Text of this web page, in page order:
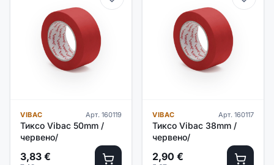
VIBAC Арт. 160119
Тиксо Vibac 50mm /
червено/
3,83 €
VIBAC Арт. 160117
Тиксо Vibac 38mm /
червено/
2,90 €